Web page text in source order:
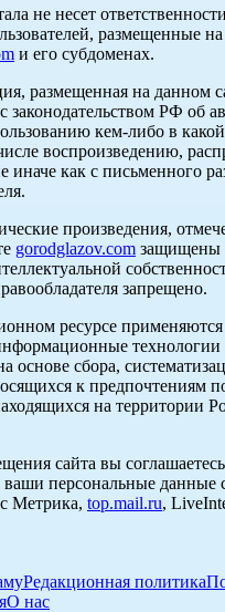
не несет
размещенные на
и его субдоменах.
размещенная на данном
законодательством РФ об
кем-либо в
воспроизведению,
иначе как с письменного
произведения,
gorodglazov.com защищены
запрещено.
ресурсе применяются
технологии
основе сбора,
к предпочтениям
на территории
сайта вы
ваши персональные данные
Метрика, top.mail.ru,
Редакционная политика
О нас